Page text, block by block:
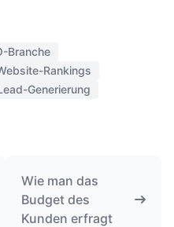
Branche
Rankings
Generierung
Wie man das
Budget des
Kunden erfragt